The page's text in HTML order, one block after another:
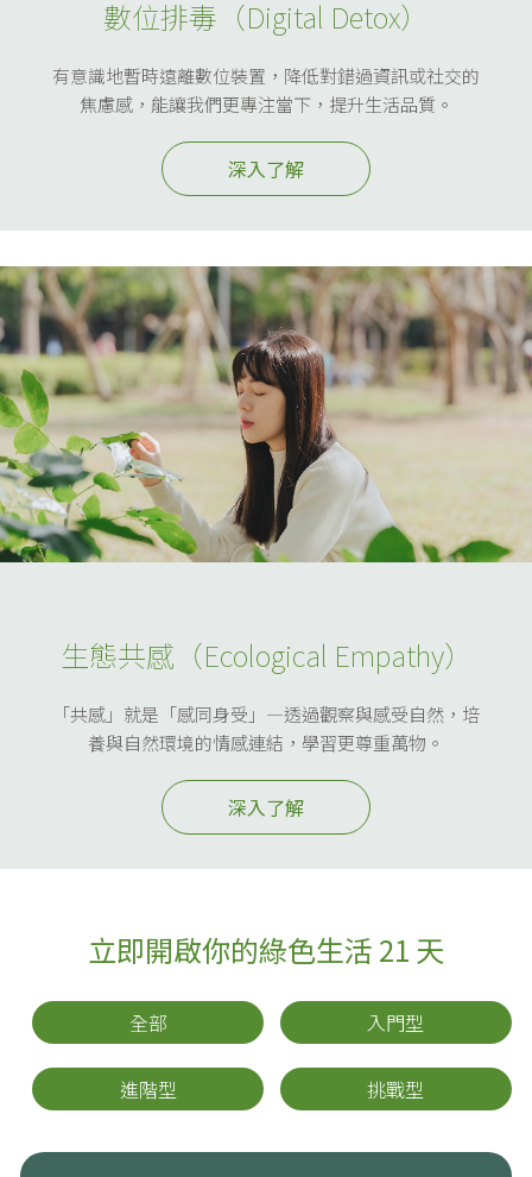
數位排毒（Digital Detox）
有意識地暫時遠離數位裝置，降低對錯過資訊或社交的
焦慮感，能讓我們更專注當下，提升生活品質。
深入了解
生態共感（Ecological Empathy）
「共感」就是「感同身受」—透過觀察與感受自然，培
養與自然環境的情感連結，學習更尊重萬物。
深入了解
立即開啟你的綠色生活 21 天
全部 入門型
進階型 挑戰型